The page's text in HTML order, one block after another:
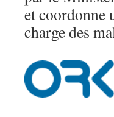
et coordonne
charge des